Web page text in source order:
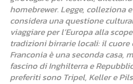
homebrewer. Legge, colleziona
considera una questione
viaggiare per l’Europa alla
tradizioni birrarie locali: il cuore
Franconia è una seconda casa,
fascino di Inghilterra e
preferiti sono Tripel, Keller e